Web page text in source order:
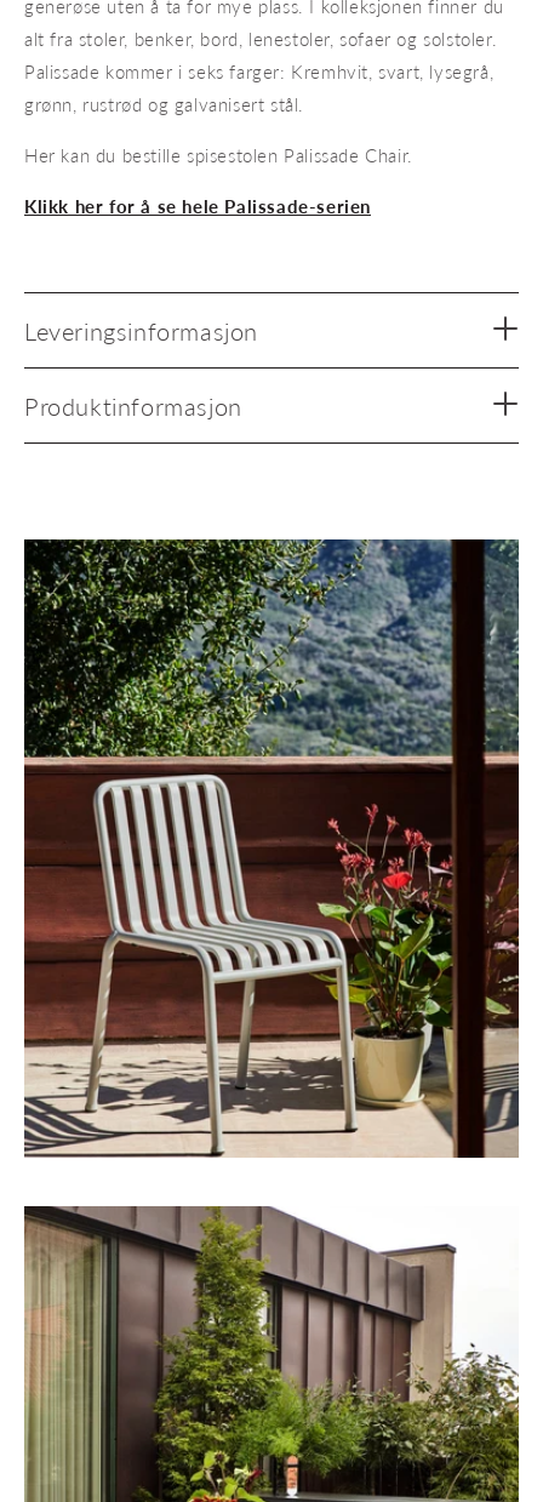
generøse uten å ta for mye plass. I kolleksjonen finner du
alt fra stoler, benker, bord, lenestoler, sofaer og solstoler.
Palissade kommer i seks farger: Kremhvit, svart, lysegrå,
grønn, rustrød og galvanisert stål.
Her kan du bestille spisestolen Palissade Chair.
Klikk her for å se hele Palissade-serien
Leveringsinformasjon
Produktinformasjon